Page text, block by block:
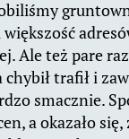
Ale też pare
trafił i
smacznie.
a okazało